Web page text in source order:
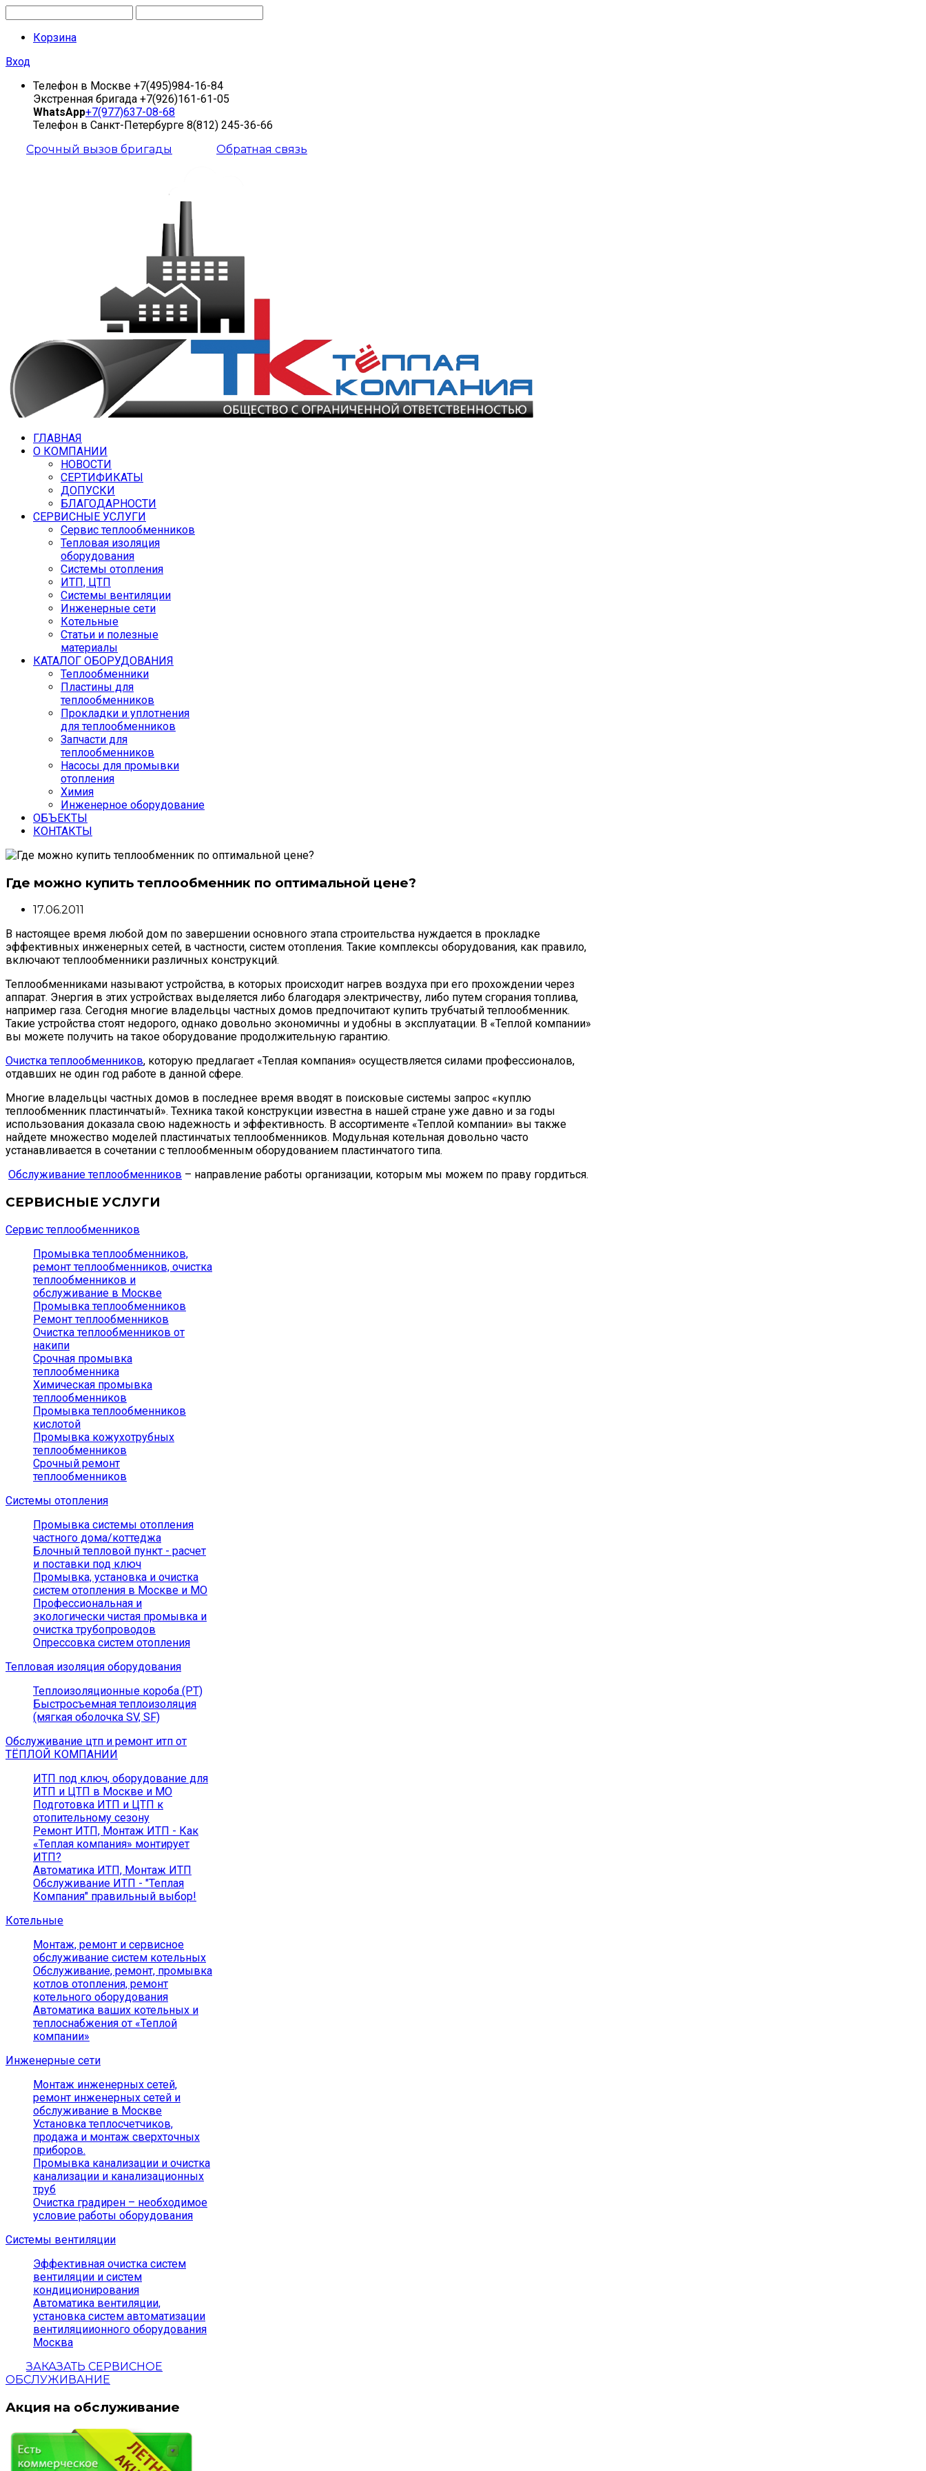
Корзина
Вход
Телефон в Москве +7(495)984-16-84
Экстренная бригада +7(926)161-61-05
WhatsApp+7(977)637-08-68
Телефон в Санкт-Петербурге 8(812) 245-36-66
Срочный вызов бригады
Обратная связь
ГЛАВНАЯ
О КОМПАНИИ
НОВОСТИ
СЕРТИФИКАТЫ
ДОПУСКИ
БЛАГОДАРНОСТИ
СЕРВИСНЫЕ УСЛУГИ
Сервис теплообменников
Тепловая изоляция
оборудования
Системы отопления
ИТП, ЦТП
Системы вентиляции
Инженерные сети
Котельные
Статьи и полезные
материалы
КАТАЛОГ ОБОРУДОВАНИЯ
Теплообменники
Пластины для
теплообменников
Прокладки и уплотнения
для теплообменников
Запчасти для
теплообменников
Насосы для промывки
отопления
Химия
Инженерное оборудование
ОБЪЕКТЫ
КОНТАКТЫ
Где можно купить теплообменник по оптимальной цене?
17.06.2011
В настоящее время любой дом по завершении основного этапа строительства нуждается в прокладке
эффективных инженерных сетей, в частности, систем отопления. Такие комплексы оборудования, как правило,
включают теплообменники различных конструкций.
Теплообменниками называют устройства, в которых происходит нагрев воздуха при его прохождении через
аппарат. Энергия в этих устройствах выделяется либо благодаря электричеству, либо путем сгорания топлива,
например газа. Сегодня многие владельцы частных домов предпочитают купить трубчатый теплообменник.
Такие устройства стоят недорого, однако довольно экономичны и удобны в эксплуатации. В «Теплой компании»
вы можете получить на такое оборудование продолжительную гарантию.
Очистка теплообменников, которую предлагает «Теплая компания» осуществляется силами профессионалов,
отдавших не один год работе в данной сфере.
Многие владельцы частных домов в последнее время вводят в поисковые системы запрос «куплю
теплообменник пластинчатый». Техника такой конструкции известна в нашей стране уже давно и за годы
использования доказала свою надежность и эффективность. В ассортименте «Теплой компании» вы также
найдете множество моделей пластинчатых теплообменников. Модульная котельная довольно часто
устанавливается в сочетании с теплообменным оборудованием пластинчатого типа.
Обслуживание теплообменников – направление работы организации, которым мы можем по праву гордиться.
СЕРВИСНЫЕ УСЛУГИ
Сервис теплообменников
Промывка теплообменников,
ремонт теплообменников, очистка
теплообменников и
обслуживание в Москве
Промывка теплообменников
Ремонт теплообменников
Очистка теплообменников от
накипи
Срочная промывка
теплообменника
Химическая промывка
теплообменников
Промывка теплообменников
кислотой
Промывка кожухотрубных
теплообменников
Срочный ремонт
теплообменников
Системы отопления
Промывка системы отопления
частного дома/коттеджа
Блочный тепловой пункт - расчет
и поставки под ключ
Промывка, установка и очистка
систем отопления в Москве и МО
Профессиональная и
экологически чистая промывка и
очистка трубопроводов
Опрессовка систем отопления
Тепловая изоляция оборудования
Теплоизоляционные короба (РТ)
Быстросъемная теплоизоляция
(мягкая оболочка SV, SF)
Обслуживание цтп и ремонт итп от
ТЁПЛОЙ КОМПАНИИ
ИТП под ключ, оборудование для
ИТП и ЦТП в Москве и МО
Подготовка ИТП и ЦТП к
отопительному сезону
Ремонт ИТП, Монтаж ИТП - Как
«Теплая компания» монтирует
ИТП?
Автоматика ИТП, Монтаж ИТП
Обслуживание ИТП - "Теплая
Компания" правильный выбор!
Котельные
Монтаж, ремонт и сервисное
обслуживание систем котельных
Обслуживание, ремонт, промывка
котлов отопления, ремонт
котельного оборудования
Автоматика ваших котельных и
теплоснабжения от «Теплой
компании»
Инженерные сети
Монтаж инженерных сетей,
ремонт инженерных сетей и
обслуживание в Москве
Установка теплосчетчиков,
продажа и монтаж сверхточных
приборов.
Промывка канализации и очистка
канализации и канализационных
труб
Очистка градирен – необходимое
условие работы оборудования
Системы вентиляции
Эффективная очистка систем
вентиляции и систем
кондиционирования
Автоматика вентиляции,
установка систем автоматизации
вентиляциионного оборудования
Москва
ЗАКАЗАТЬ СЕРВИСНОЕ
ОБСЛУЖИВАНИЕ
Акция на обслуживание